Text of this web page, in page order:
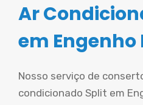
Ar
em Engenho
Nosso serviço de
condicionado Split em